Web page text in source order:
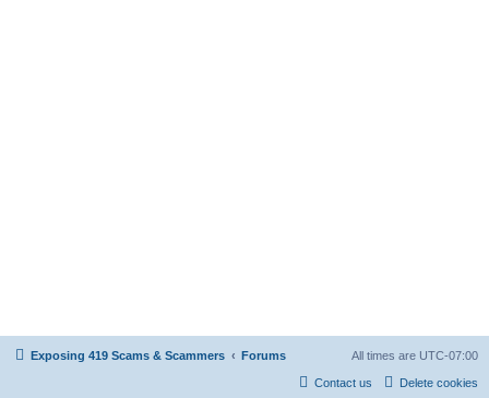
Exposing 419 Scams & Scammers Forums All times are UTC-07:00
Delete cookies
Contact us